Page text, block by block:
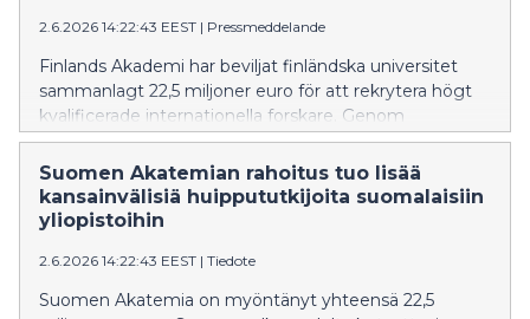
new expertise for society at large.
2.6.2026 14:22:43 EEST | Pressmeddelande
Finlands Akademi har beviljat finländska universitet
sammanlagt 22,5 miljoner euro för att rekrytera högt
kvalificerade internationella forskare. Genom
finansieringen flyttar nio internationella forskare till
finländska universitet för att tillträda professurer.
Akademins satsning på att rekrytera toppexperter till
Finland är betydande även i internationell jämförelse.
Suomen Akatemian rahoitus tuo lisää
kansainvälisiä huippututkijoita suomalaisiin
yliopistoihin
2.6.2026 14:22:43 EEST | Tiedote
Suomen Akatemia on myöntänyt yhteensä 22,5